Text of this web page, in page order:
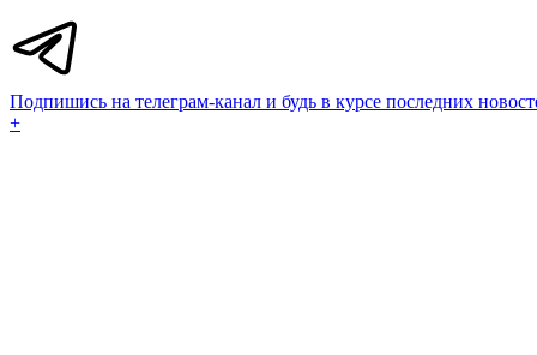
Подпишись на телеграм-канал и будь в курсе последних
+